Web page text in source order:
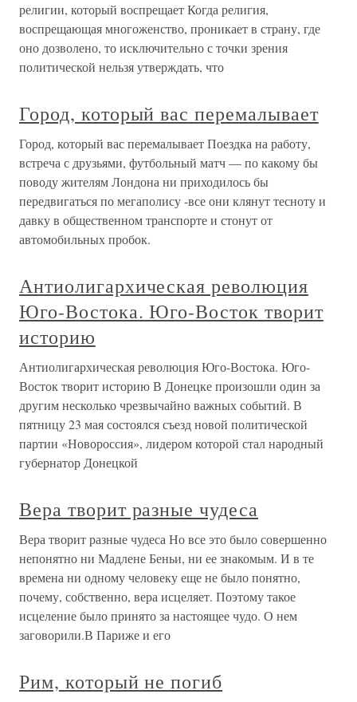
религии, который воспрещает Когда религия,
воспрещающая многоженство, проникает в страну, где
оно дозволено, то исключительно с точки зрения
политической нельзя утверждать, что
Город, который вас перемалывает
Город, который вас перемалывает Поездка на работу,
встреча с друзьями, футбольный матч — по какому бы
поводу жителям Лондона ни приходилось бы
передвигаться по мегаполису -все они клянут тесноту и
давку в общественном транспорте и стонут от
автомобильных пробок.
Антиолигархическая революция
Юго-Востока. Юго-Восток творит
историю
Антиолигархическая революция Юго-Востока. Юго-
Восток творит историю В Донецке произошли один за
другим несколько чрезвычайно важных событий. В
пятницу 23 мая состоялся съезд новой политической
партии «Новороссия», лидером которой стал народный
губернатор Донецкой
Вера творит разные чудеса
Вера творит разные чудеса Но все это было совершенно
непонятно ни Мадлене Беньи, ни ее знакомым. И в те
времена ни одному человеку еще не было понятно,
почему, собственно, вера исцеляет. Поэтому такое
исцеление было принято за настоящее чудо. О нем
заговорили.В Париже и его
Рим, который не погиб